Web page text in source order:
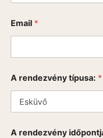
Email *
A rendezvény típusa: *
A rendezvény